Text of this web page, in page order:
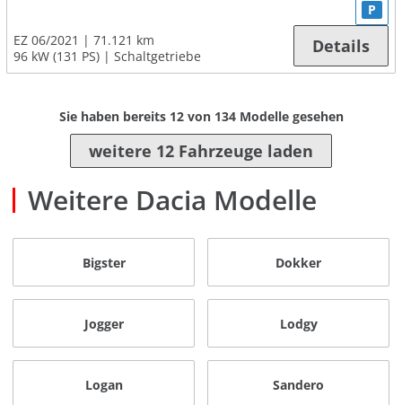
EZ 06/2021
71.121 km
96 kW (131 PS)
Schaltgetriebe
P
Details
Sie haben bereits 12von 134Modelle gesehen
weitere 12 Fahrzeuge laden
Weitere Dacia Modelle
Bigster Dokker
Jogger Lodgy
Logan Sandero